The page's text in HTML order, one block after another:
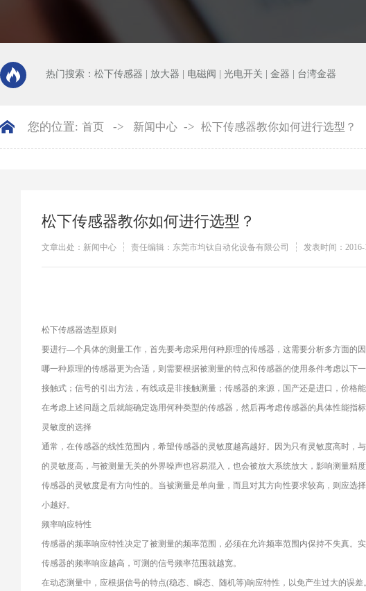
热门搜索： 松下传感器 放大器 电磁阀 光电开关 金器 台湾金器
您的位置: 首页 -> 新闻中心 -> 松下传感器教你如何进行选型？
松下传感器教你如何进行选型？
文章出处：新闻中心 责任编辑：东莞市均钛自动化设备有限公司 发表时间：2016-
松下传感器选型原则
要进行—个具体的测量工作，首先要考虑采用何种原理的传感器，这需要分析多方面的
哪一种原理的传感器更为合适，则需要根据被测量的特点和传感器的使用条件考虑以
接触式；信号的引出方法，有线或是非接触测量；传感器的来源，国产还是进口，价格
在考虑上述问题之后就能确定选用何种类型的传感器，然后再考虑传感器的具体性能指标
灵敏度的选择
通常，在传感器的线性范围内，希望传感器的灵敏度越高越好。因为只有灵敏度高时
的灵敏度高，与被测量无关的外界噪声也容易混入，也会被放大系统放大，影响测量精
传感器的灵敏度是有方向性的。当被测量是单向量，而且对其方向性要求较高，则应
小越好。
频率响应特性
传感器的频率响应特性决定了被测量的频率范围，必须在允许频率范围内保持不失真。
传感器的频率响应越高，可测的信号频率范围就越宽。
在动态测量中，应根据信号的特点(稳态、瞬态、随机等)响应特性，以免产生过大的误差。